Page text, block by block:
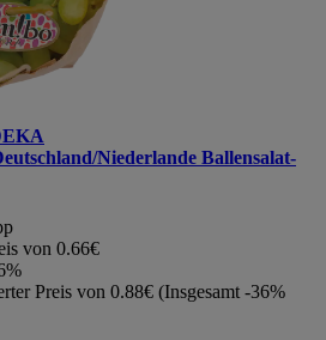
Niederlande Ballensalat-
von 0.66€
Preis von 0.88€ (Insgesamt -36%